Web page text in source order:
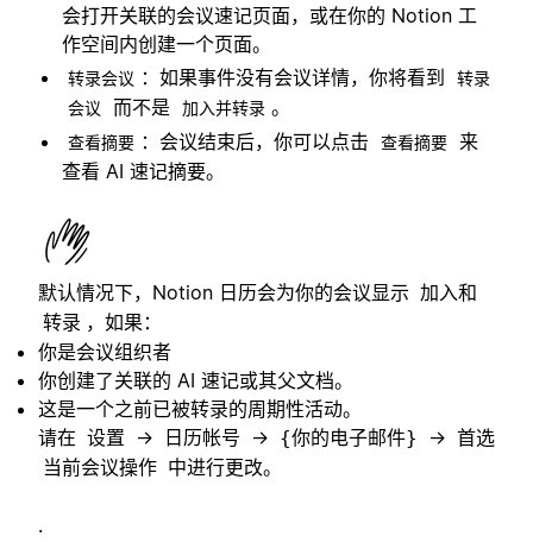
会打开关联的会议速记页面，或在你的 Notion 工
作空间内创建一个页面。
转录会议 ：如果事件没有会议详情，你将看到
转录
会议
而不是 加入并转录 。
查看摘要 ：会议结束后，你可以点击 查看摘要
来
查看 AI 速记摘要。
默认情况下，Notion 日历会为你的会议显示 加入和
转录 ，如果：
你是会议组织者
你创建了关联的 AI 速记或其父文档。
这是一个之前已被转录的周期性活动。
请在 设置 → 日历帐号 → {你的电子邮件} → 首选
当前会议操作 中进行更改。
.